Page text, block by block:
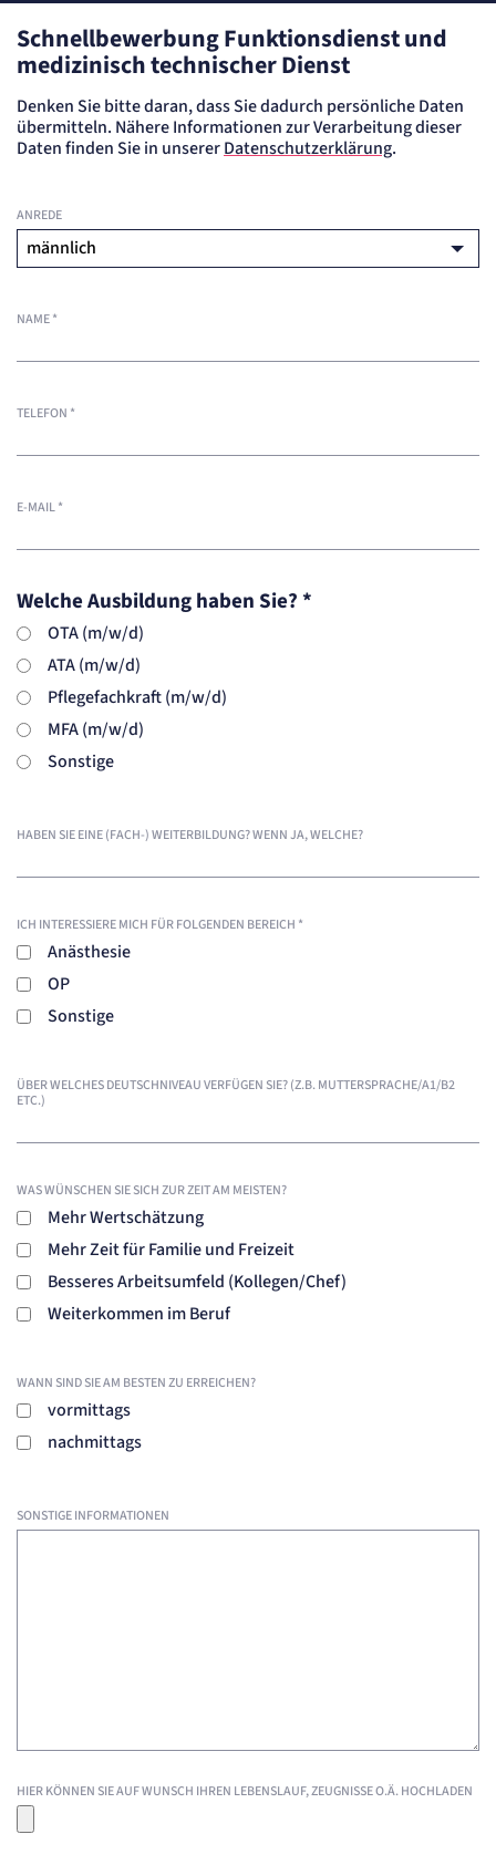
Schnellbewerbung Funktionsdienst und
medizinisch technischer Dienst
Denken Sie bitte daran, dass Sie dadurch persönliche Daten
übermitteln. Nähere Informationen zur Verarbeitung dieser
Daten finden Sie in unsererDatenschutzerklärung.
ANREDE
NAME*
TELEFON *
E-MAIL*
Welche Ausbildung haben Sie?*
OTA (m/w/d)
ATA (m/w/d)
Pflegefachkraft (m/w/d)
MFA (m/w/d)
Sonstige
HABEN SIE EINE (FACH-) WEITERBILDUNG? WENN JA, WELCHE?
ICH INTERESSIERE MICH FÜR FOLGENDEN BEREICH *
Anästhesie
OP
Sonstige
ÜBER WELCHES DEUTSCHNIVEAU VERFÜGEN SIE? (Z.B. MUTTERSPRACHE/A1/B2
ETC.)
WAS WÜNSCHEN SIE SICH ZUR ZEIT AM MEISTEN?
Mehr Wertschätzung
Mehr Zeit für Familie und Freizeit
Besseres Arbeitsumfeld (Kollegen/Chef)
Weiterkommen im Beruf
WANN SIND SIE AM BESTEN ZU ERREICHEN?
vormittags
nachmittags
SONSTIGE INFORMATIONEN
HIER KÖNNEN SIE AUF WUNSCH IHREN LEBENSLAUF, ZEUGNISSE O.Ä. HOCHLADEN